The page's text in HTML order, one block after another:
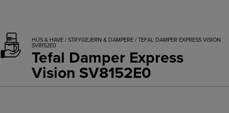
HUS & HAVE / STRYGEJERN & DAMPERE / TEFAL DAMPER EXPRESS VISION
SV8152E0
Tefal Damper Express
Vision SV8152E0